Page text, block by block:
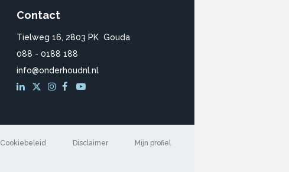
Contact
Tielweg 16, 2803 PK Gouda
088 - 0188 188
info@onderhoudnl.nl
Cookiebeleid Disclaimer Mijn profiel